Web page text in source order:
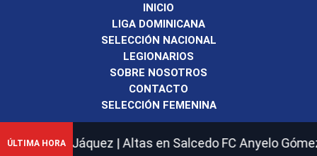
INICIO
LIGA DOMINICANA
SELECCIÓN NACIONAL
LEGIONARIOS
SOBRE NOSOTROS
CONTACTO
SELECCIÓN FEMENINA
ÚLTIMA HORA| Altas en Salcedo FC Anyelo Gómez;